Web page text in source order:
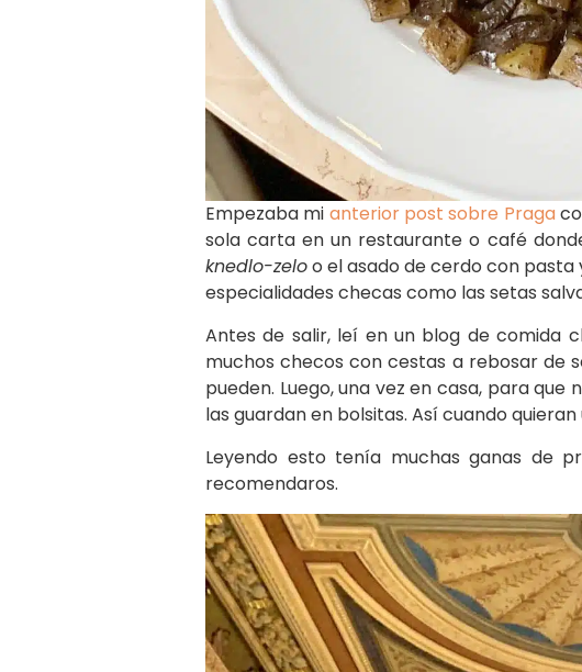
Empezaba mi anterior post sobre Praga
sola carta en un restaurante o café
knedlo-zeloo el asado de cerdo con
especialidades checas como las setas
Antes de salir, leí en un blog de comida
muchos checos con cestas a rebosar de
pueden. Luego, una vez en casa, para
las guardan en bolsitas. Así cuando
Leyendo esto tenía muchas ganas de
recomendaros.